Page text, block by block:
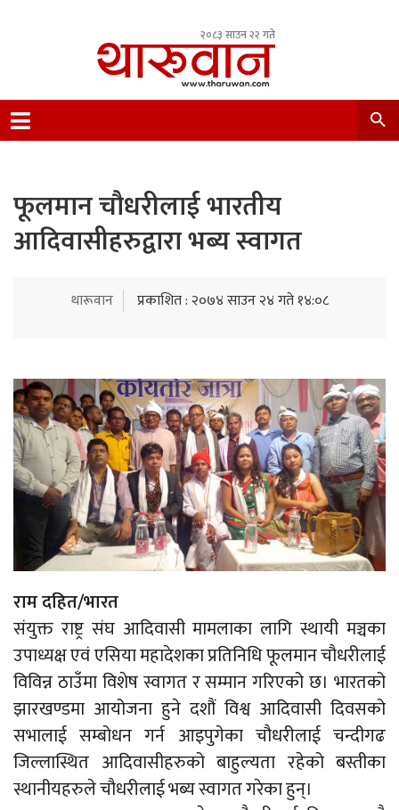
२०८३ साउन २२ गते
Nepal.
फूलमान चौधरीलाई भारतीय
आदिवासीहरुद्वारा भब्य स्वागत
थारूवान प्रकाशित : २०७४ साउन २४ गते १४:०८
राम दहित/भारत
संयुक्त राष्ट्र संघ आदिवासी मामलाका लागि स्थायी मञ्चका
उपाध्यक्ष एवं एसिया महादेशका प्रतिनिधि फूलमान चौधरीलाई
विविन्न ठाउँमा विशेष स्वागत र सम्मान गरिएको छ। भारतको
झारखण्डमा आयोजना हुने दशौं विश्व आदिवासी दिवसको
सभालाई सम्बोधन गर्न आइपुगेका चौधरीलाई चन्दीगढ
जिल्लास्थित आदिवासीहरुको बाहुल्यता रहेको बस्तीका
स्थानीयहरुले चौधरीलाई भब्य स्वागत गरेका हुन्।